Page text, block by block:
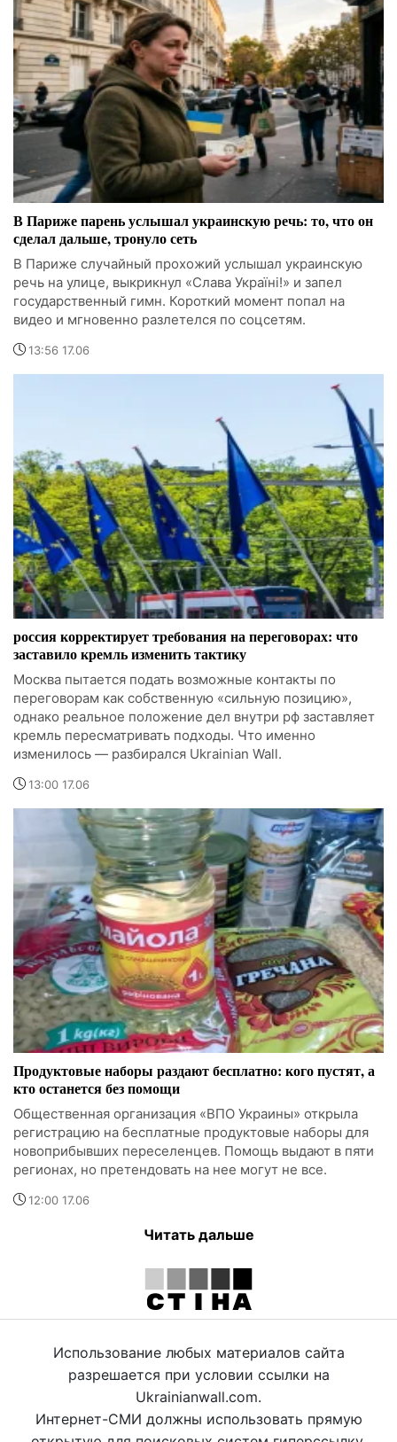
В Париже парень услышал украинскую речь: то, что он
сделал дальше, тронуло сеть
В Париже случайный прохожий услышал украинскую
речь на улице, выкрикнул «Слава Україні!» и запел
государственный гимн. Короткий момент попал на
видео и мгновенно разлетелся по соцсетям.
13:56 17.06
россия корректирует требования на переговорах: что
заставило кремль изменить тактику
Москва пытается подать возможные контакты по
переговорам как собственную «сильную позицию»,
однако реальное положение дел внутри рф заставляет
кремль пересматривать подходы. Что именно
изменилось — разбирался Ukrainian Wall.
13:00 17.06
Продуктовые наборы раздают бесплатно: кого пустят, а
кто останется без помощи
Общественная организация «ВПО Украины» открыла
регистрацию на бесплатные продуктовые наборы для
новоприбывших переселенцев. Помощь выдают в пяти
регионах, но претендовать на нее могут не все.
12:00 17.06
Читать дальше
Использование любых материалов сайта
разрешается при условии ссылки на
Ukrainianwall.com.
Интернет-СМИ должны использовать прямую